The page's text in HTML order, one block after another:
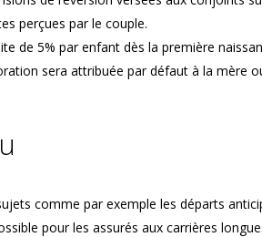
perçues par le couple.
de 5% par enfant dès la première
sera attribuée par défaut à la mère
comme par exemple les départs
pour les assurés aux carrières